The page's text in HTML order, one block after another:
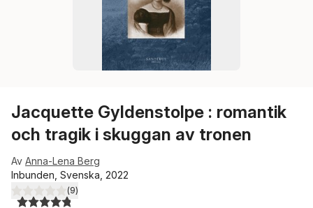
Jacquette Gyldenstolpe : romantik
och tragik i skuggan av tronen
Av Anna-Lena Berg
Inbunden, Svenska, 2022
4,8utav 5 stjärnor. Totalt antal röster:
(9)